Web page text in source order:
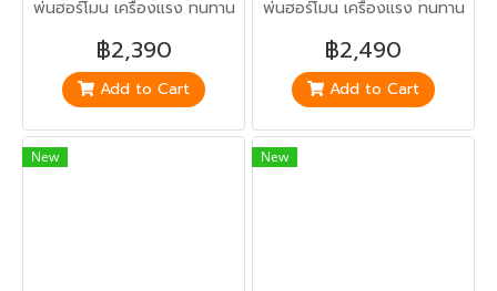
พ่นฮอร์โมน เครื่องแรง ทนทาน
แถมอุปกรณ์พร้อมใช้งานไม่ต้อง
ซื้อเพิ่ม / มีบริการเก็บปลายทาง
ติดต่อ/สอบถามโทร. 043-
฿2,390
Add to Cart
พ่นฮอร์โมน เครื่องแรง ทนทาน
แถมอุปกรณ์พร้อมใช้งานไม่ต้อง
ซื้อเพิ่ม / มีบริการเก็บปลายทาง
฿2,490
Add to Cart
New New